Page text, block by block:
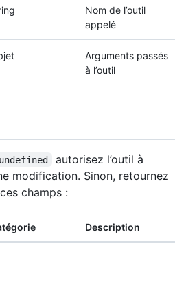
Nom de l’outil
appelé
Arguments passés
à l’outil
undefined
autorisez l’outil à
modification. Sinon, retournez
champs :
Description